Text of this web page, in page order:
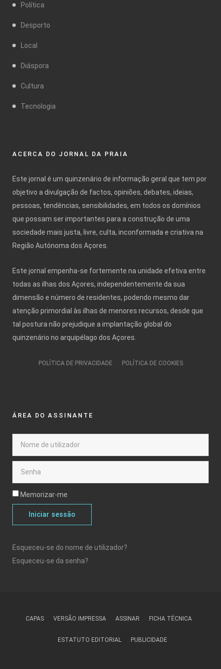
Política
Desporto
Local
Diáspora
Cultura
Tecnologia
ACERCA DO JORNAL DA PRAIA
Este jornal é um quinzenário de informação geral que tem por
objetivo a divulgação de factos, opiniões, debates, ideias,
pessoas, tendências, sensibilidades, em todos os domínios
que possam ser importantes para a construção de uma
sociedade mais justa, livre, culta, inconformada e criativa na
Região Autónoma dos Açores.
Este jornal empenha-se fortemente na unidade efetiva entre
todas as ilhas dos Açores, independentemente da sua
dimensão e número de residentes, podendo mesmo dar
atenção primordial às ilhas de menores recursos, desde que
tal postura não prejudique a implantação global do
quinzenário no arquipélago dos Açores.
POLÍTICA DE PRIVACIDADE POLÍTICA DE COOKIES
ÁREA DO ASSINANTE
Memorizar-me
Iniciar sessão
Esqueceu-se do nome de utilizador?
Esqueceu-se da senha?
CAPAS VERSÃO IMPRESSA ASSINAR FICHA TÉCNICA
ESTATUTO EDITORIAL PUBLICIDADE